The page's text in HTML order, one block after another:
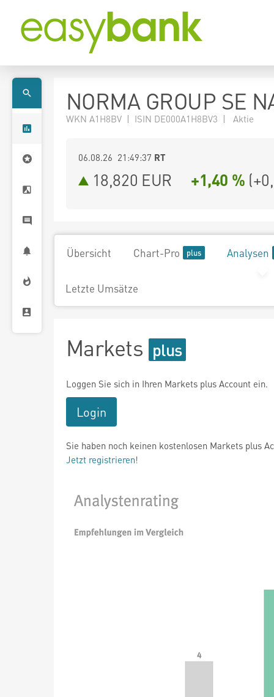
NORMA GROUP SE
WKN A1H8BV | ISIN DE000A1H8BV3 | Aktie
06.08.26 21:49:37 RT
18,820 EUR +1,40 % (
Übersicht Chart-Pro Analysen
Letzte Umsätze
Markets
Loggen Sie sich in Ihren Markets plus Account ein.
Login
Sie haben noch keinen kostenlosen Markets plus
Jetzt registrieren!